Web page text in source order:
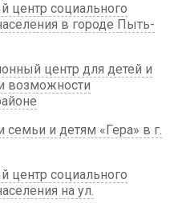
центр социального
в городе Пыть-
центр для детей и
возможности
и детям «Гера» в г.
центр социального
на ул.